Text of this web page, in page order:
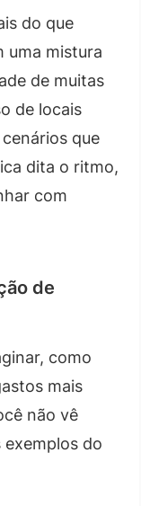
do que
uma mistura
de muitas
de locais
que
dita o ritmo,
com
de
como
mais
não vê
exemplos do